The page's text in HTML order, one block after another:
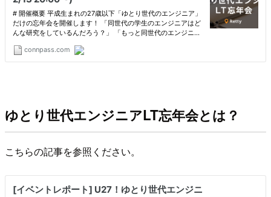
ゆとり世代エンジニアLT忘年会とは？
こちらの記事を参照ください。